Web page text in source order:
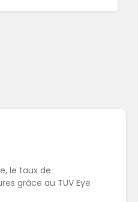
le taux de
grâce au TÜV Eye